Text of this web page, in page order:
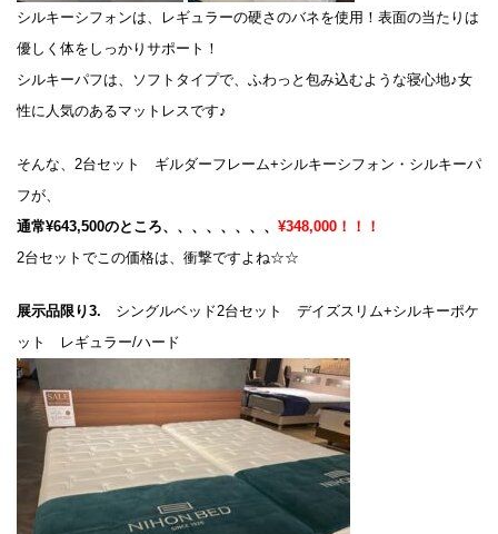
シルキーシフォンは、レギュラーの硬さのバネを使用！表面の当たりは
優しく体をしっかりサポート！
シルキーパフは、ソフトタイプで、ふわっと包み込むような寝心地♪女
性に人気のあるマットレスです♪
そんな、2台セット ギルダーフレーム+シルキーシフォン・シルキーパ
フが、
通常¥643,500のところ、、、、、、、、 ¥348,000！！！
2台セットでこの価格は、衝撃ですよね☆☆
展示品限り3. シングルベッド2台セット デイズスリム+シルキーポケ
ット レギュラー/ハード